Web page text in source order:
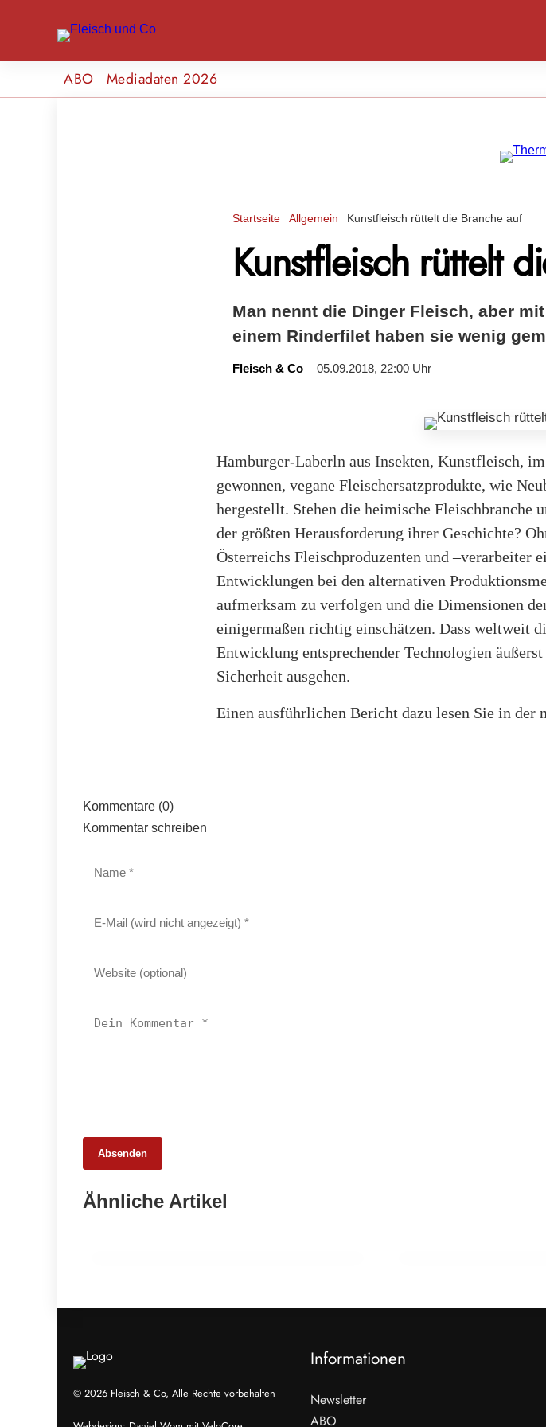
ABO Mediadaten 2026
Startseite Allgemein Kunstfleisch rüttelt die Branche auf
Kunstfleisch rüttelt
Man nennt die Dinger Fleisch, aber
einem Rinderfilet haben sie wenig
Fleisch & Co 05.09.2018, 22:00 Uhr
Hamburger-Laberln aus Insekten, Kunstfleisch,
gewonnen, vegane Fleischersatzprodukte, wie
hergestellt. Stehen die heimische
der größten Herausforderung ihrer Geschichte?
Österreichs Fleischproduzenten und –verarbeiter
Entwicklungen bei den alternativen
aufmerksam zu verfolgen und die Dimensionen
einigermaßen richtig einschätzen. Dass weltweit
Entwicklung entsprechender Technologien
Sicherheit ausgehen.
Einen ausführlichen Bericht dazu lesen Sie in der
Kommentare (0)
Kommentar schreiben
Absenden
Ähnliche Artikel
65 Millionen Euro Umsatz in der
© 2026 Fleisch & Co, Alle Rechte vorbehalten
Informationen
Newsletter
ABO